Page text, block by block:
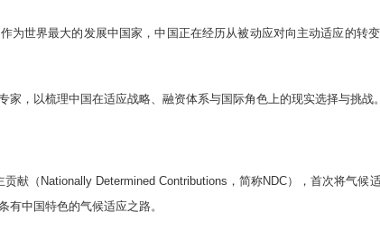
为世界最大的发展中国家，中国正在经历从被动应对向主动适应的
家，以梳理中国在适应战略、融资体系与国际角色上的现实选择与挑战。
献（Nationally Determined Contributions，简称NDC），首次将气
有中国特色的气候适应之路。